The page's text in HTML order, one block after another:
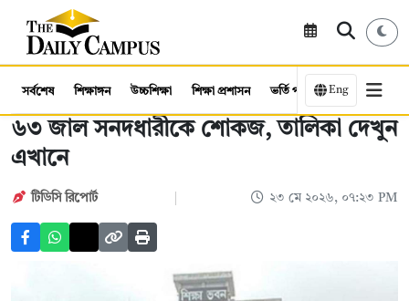
সর্বশেষ শিক্ষাঙ্গন উচ্চশিক্ষা শিক্ষা প্রশাসন ভর্তি পরীক্ষা কর্মসংস্থান
Eng
৬৩ জাল সনদধারীকে শোকজ, তালিকা দেখুন
এখানে
টিডিসি রিপোর্ট ২৩ মে ২০২৬, ০৭:২৩ PM